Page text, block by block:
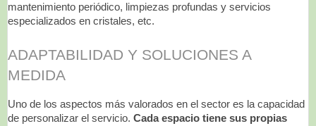
mantenimiento periódico, limpiezas profundas y servicios
especializados en cristales, etc.
ADAPTABILIDAD Y SOLUCIONES A
MEDIDA
Uno de los aspectos más valorados en el sector es la capacidad
de personalizar el servicio. Cada espacio tiene sus propias